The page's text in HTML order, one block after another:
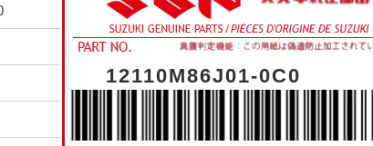
12110M86J01-0C0